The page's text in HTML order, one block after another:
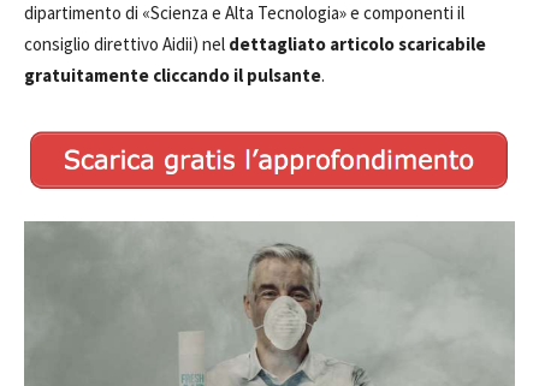
dipartimento di «Scienza e Alta Tecnologia» e componenti il
consiglio direttivo Aidii) nel dettagliato articolo scaricabile
gratuitamente cliccando il pulsante.